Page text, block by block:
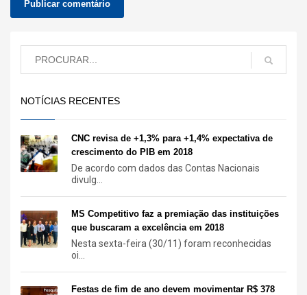
NOTÍCIAS RECENTES
CNC revisa de +1,3% para +1,4% expectativa de
crescimento do PIB em 2018
De acordo com dados das Contas Nacionais
divulg...
MS Competitivo faz a premiação das instituições
que buscaram a excelência em 2018
Nesta sexta-feira (30/11) foram reconhecidas
oi...
Festas de fim de ano devem movimentar R$ 378